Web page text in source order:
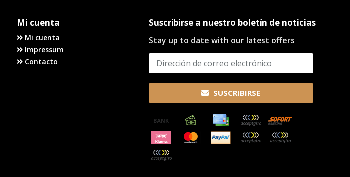
Mi cuenta
Mi cuenta
Impressum
Contacto
Suscribirse a nuestro boletín de noticias
Stay up to date with our latest offers
SUSCRIBIRSE